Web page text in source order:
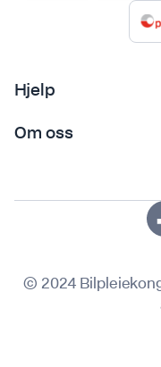
Hjelp
Ofte stilte spørsmål
Om oss
Personvern
© 2024